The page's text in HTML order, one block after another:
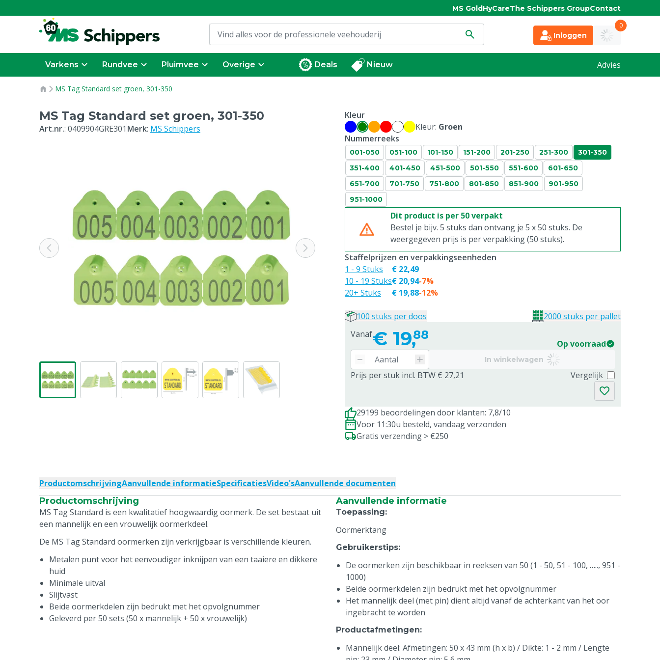
MS GoldHyCareThe Schippers GroupContact
Inloggen
0
Varkens Rundvee Pluimvee Overige Deals Nieuw Advies
MS Tag Standard set groen, 301-350
MS Tag Standard set groen, 301-350
Art.nr.: 0409904GRE301 Merk: MS Schippers
Kleur
Kleur: Groen
Nummerreeks
001-050 051-100 101-150 151-200 201-250 251-300
301-350
351-400
401-450 451-500 501-550 551-600
601-650
651-700
701-750 751-800 801-850 851-900
901-950
951-1000
Dit product is per 50 verpakt
Bestel je bijv. 5 stuks dan ontvang je 5 x 50 stuks. De
weergegeven prijs is per verpakking (50 stuks).
Vanaf€ 19,88
Op voorraad
In winkelwagen
Prijs per stuk incl. BTW € 27,21 Vergelijk
Staffelprijzen en verpakkingseenheden
1 - 9 Stuks
10 - 19 Stuks
20+ Stuks
€ 22,49
€ 20,94
€ 19,88
-7%
-12%
100 stuks per doos 2000 stuks per pallet
29199 beoordelingen door klanten: 7,8/10
Voor 11:30u besteld, vandaag verzonden
Gratis verzending > €250
ProductomschrijvingAanvullende informatieSpecificatiesVideo'sAanvullende documenten
Productomschrijving
MS Tag Standard is een kwalitatief hoogwaardig oormerk. De set bestaat uit
een mannelijk en een vrouwelijk oormerkdeel.
De MS Tag Standard oormerken zijn verkrijgbaar is verschillende kleuren.
Metalen punt voor het eenvoudiger inknijpen van een taaiere en dikkere
huid
Minimale uitval
Slijtvast
Beide oormerkdelen zijn bedrukt met het opvolgnummer
Geleverd per 50 sets (50 x mannelijk + 50 x vrouwelijk)
Aanvullende informatie
Toepassing:
Oormerktang
Gebruikerstips:
De oormerken zijn beschikbaar in reeksen van 50 (1 - 50, 51 - 100, ….., 951 -
1000)
Beide oormerkdelen zijn bedrukt met het opvolgnummer
Het mannelijk deel (met pin) dient altijd vanaf de achterkant van het oor
ingebracht te worden
Productafmetingen:
Mannelijk deel: Afmetingen: 50 x 43 mm (h x b) / Dikte: 1 - 2 mm / Lengte